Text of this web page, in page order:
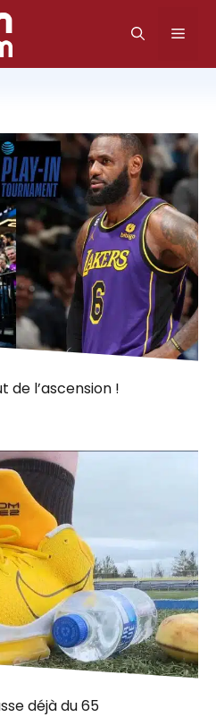
de l’ascension !
déjà du 65